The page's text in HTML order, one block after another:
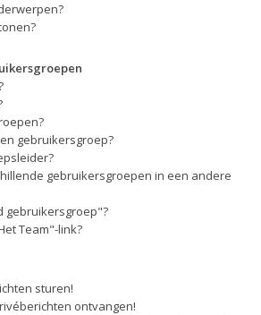
gebruikersgroep?
gebruikersgroepen in een andere
gebruikersgroep"?
Team"-link?
sturen!
ontvangen!